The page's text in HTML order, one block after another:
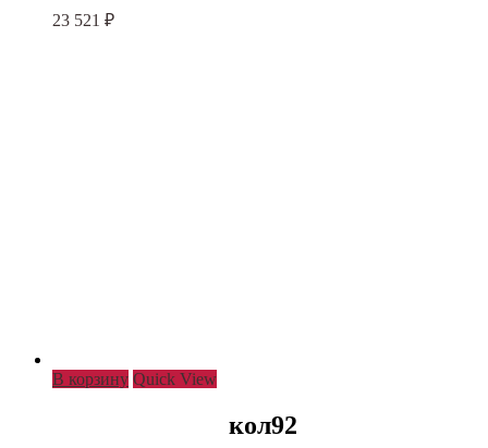
23 521 ₽
В корзину Quick View
кол92